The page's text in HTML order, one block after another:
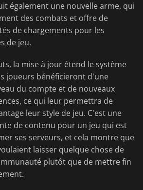
également une nouvelle arme, qui
des combats et offre de
de chargements pour les
de jeu.
la mise à jour étend le système
joueurs bénéficieront d'une
du compte et de nouveaux
ce qui leur permettra de
leur style de jeu. C'est une
de contenu pour un jeu qui est
ses serveurs, et cela montre que
laisser quelque chose de
plutôt que de mettre fin